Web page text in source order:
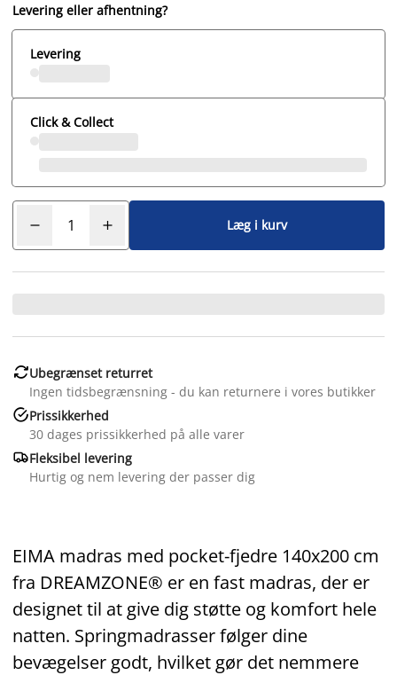
Levering eller afhentning?
Levering
Click & Collect
Læg i kurv
Ubegrænset returret
Ingen tidsbegrænsning - du kan returnere i vores butikker
Prissikkerhed
30 dages prissikkerhed på alle varer
Fleksibel levering
Hurtig og nem levering der passer dig
EIMA madras med pocket‑fjedre 140x200 cm
fra DREAMZONE® er en fast madras, der er
designet til at give dig støtte og komfort hele
natten. Springmadrasser følger dine
bevægelser godt, hvilket gør det nemmere